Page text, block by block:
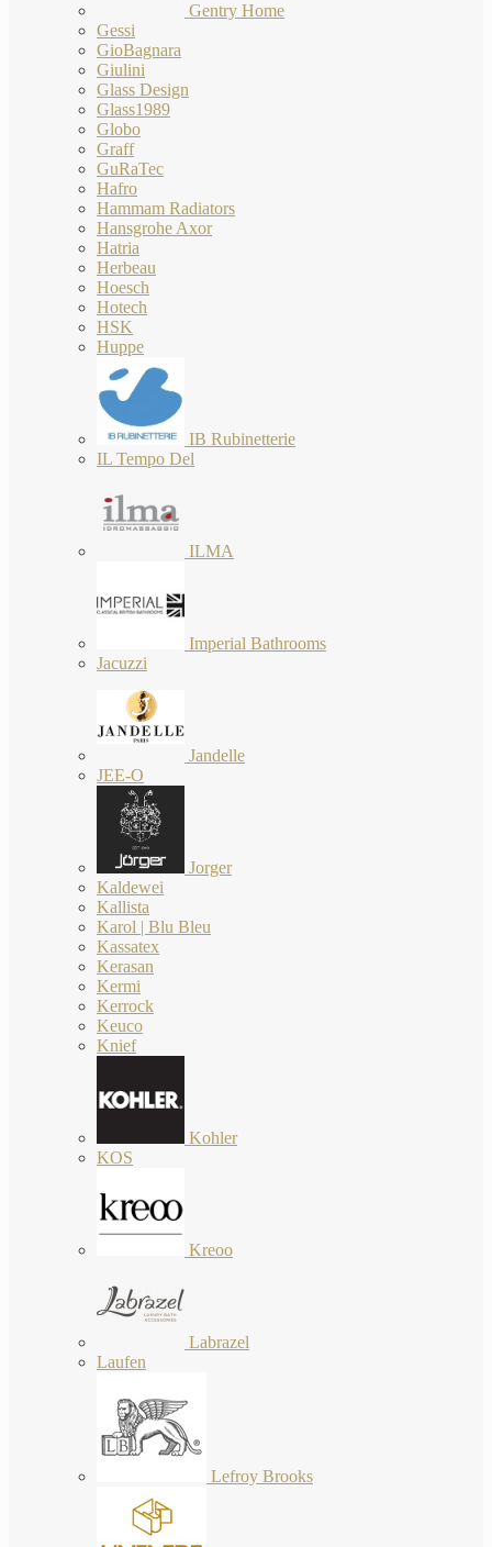
Gentry Home
Gessi
GioBagnara
Giulini
Glass Design
Glass1989
Globo
Graff
GuRaTec
Hafro
Hammam Radiators
Hansgrohe Axor
Hatria
Herbeau
Hoesch
Hotech
HSK
Huppe
IB Rubinetterie
IL Tempo Del
ILMA
Imperial Bathrooms
Jacuzzi
Jandelle
JEE-O
Jorger
Kaldewei
Kallista
Karol | Blu Bleu
Kassatex
Kerasan
Kermi
Kerrock
Keuco
Knief
Kohler
KOS
Kreoo
Labrazel
Laufen
Lefroy Brooks